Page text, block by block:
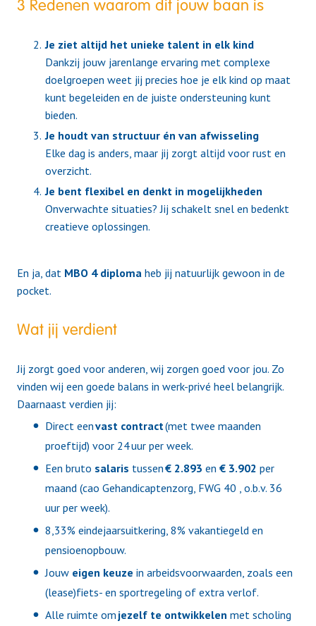
3 Redenen waarom dit jouw baan is
Je ziet altijd het unieke talent in elk kind
Dankzij jouw jarenlange ervaring met complexe
doelgroepen weet jij precies hoe je elk kind op maat
kunt begeleiden en de juiste ondersteuning kunt
bieden.
Je houdt van structuur én van afwisseling
Elke dag is anders, maar jij zorgt altijd voor rust en
overzicht.
Je bent flexibel en denkt in mogelijkheden
Onverwachte situaties? Jij schakelt snel en bedenkt
creatieve oplossingen.
En ja, dat MBO 4 diploma heb jij natuurlijk gewoon in de
pocket.
Wat jij verdient
Jij zorgt goed voor anderen, wij zorgen goed voor jou. Zo
vinden wij een goede balans in werk-privé heel belangrijk.
Daarnaast verdien jij:
Direct eenvast contract(met twee maanden
proeftijd) voor 24 uur per week.
Een bruto salaris tussen€ 2.893 en € 3.902 per
maand (cao Gehandicaptenzorg, FWG 40 , o.b.v. 36
uur per week).
8,33% eindejaarsuitkering, 8% vakantiegeld en
pensioenopbouw.
Jouw eigen keuze in arbeidsvoorwaarden, zoals een
(lease)fiets- en sportregeling of extra verlof.
Alle ruimte om jezelf te ontwikkelen met scholing